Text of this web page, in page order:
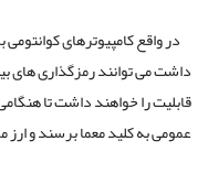
در واقع کامپیوترهای
داشت می توانند رمزگذاری های
قابلیت را خواهند داشت تا
عمومی به کلید معما برسند و ارز